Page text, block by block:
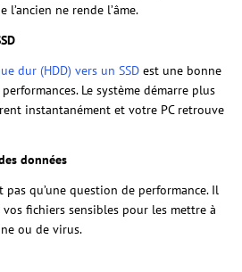
l’ancien ne rende l’âme.
dur (HDD) vers un SSD est une bonne
Le système démarre plus
instantanément et votre PC retrouve
données
pas qu’une question de performance. Il
fichiers sensibles pour les mettre à
ou de virus.